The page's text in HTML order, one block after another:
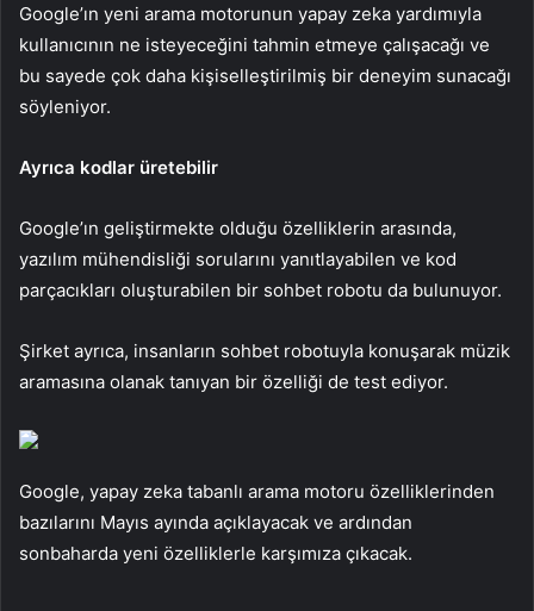
Google’ın yeni arama motorunun yapay zeka yardımıyla
kullanıcının ne isteyeceğini tahmin etmeye çalışacağı ve
bu sayede çok daha kişiselleştirilmiş bir deneyim sunacağı
söyleniyor.
Ayrıca kodlar üretebilir
Google’ın geliştirmekte olduğu özelliklerin arasında,
yazılım mühendisliği sorularını yanıtlayabilen ve kod
parçacıkları oluşturabilen bir sohbet robotu da bulunuyor.
Şirket ayrıca, insanların sohbet robotuyla konuşarak müzik
aramasına olanak tanıyan bir özelliği de test ediyor.
Google, yapay zeka tabanlı arama motoru özelliklerinden
bazılarını Mayıs ayında açıklayacak ve ardından
sonbaharda yeni özelliklerle karşımıza çıkacak.